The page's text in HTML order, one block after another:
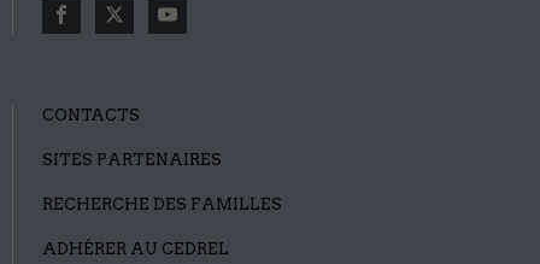
CONTACTS
SITES PARTENAIRES
RECHERCHE DES FAMILLES
ADHÉRER AU CEDREL